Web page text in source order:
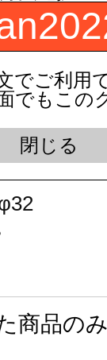
配品)
販売価格
数量
商品の
でご利用
でもこの
閉じる